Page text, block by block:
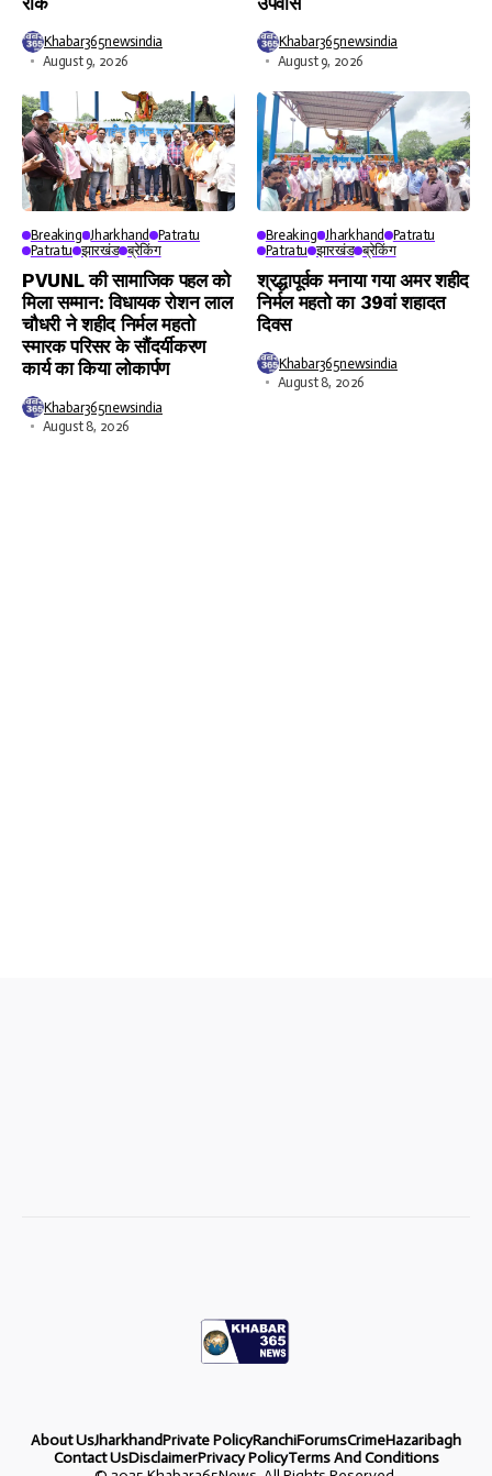
Khabar365newsindia
August 9, 2026
Khabar365newsindia
August 9, 2026
Breaking Jharkhand
Patratu
Patratu झारखंड ब्रेकिंग
PVUNL की सामाजिक पहल को
मिला सम्मान: विधायक रोशन लाल
चौधरी ने शहीद निर्मल महतो
स्मारक परिसर के सौंदर्यीकरण
कार्य का किया लोकार्पण
Khabar365newsindia
August 8, 2026
Breaking Jharkhand
Patratu
Patratu झारखंड ब्रेकिंग
श्रद्धापूर्वक मनाया गया अमर शहीद
निर्मल महतो का 39वां शहादत
दिवस
Khabar365newsindia
August 8, 2026
About UsJharkhandPrivate PolicyRanchiForumsCrimeHazaribagh
Contact UsDisclaimerPrivacy PolicyTerms And Conditions